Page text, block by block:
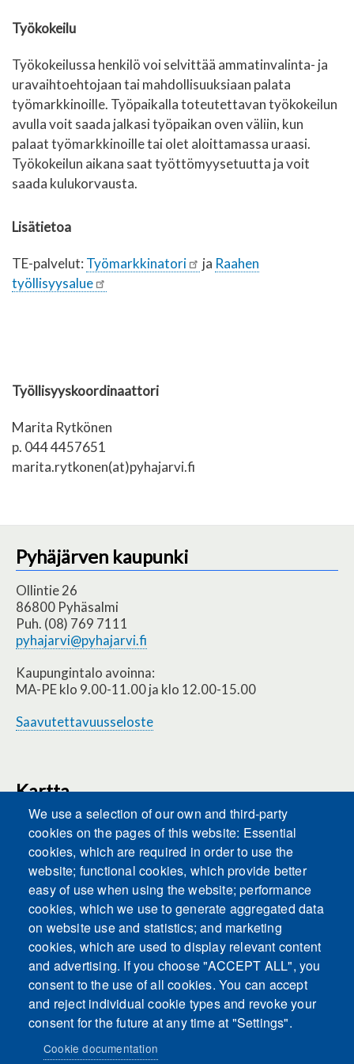
Työkokeilu
Työkokeilussa henkilö voi selvittää ammatinvalinta- ja
uravaihtoehtojaan tai mahdollisuuksiaan palata
työmarkkinoille. Työpaikalla toteutettavan työkokeilun
avulla voit saada jalkasi työpaikan oven väliin, kun
palaat työmarkkinoille tai olet aloittamassa uraasi.
Työkokeilun aikana saat työttömyysetuutta ja voit
saada kulukorvausta.
Lisätietoa
TE-palvelut: Työmarkkinatori ja Raahen
työllisyysalue
Työllisyyskoordinaattori
Marita Rytkönen
p. 044 4457651
marita.rytkonen(at)pyhajarvi.fi
Pyhäjärven kaupunki
Ollintie 26
86800 Pyhäsalmi
Puh. (08) 769 7111
pyhajarvi@pyhajarvi.fi
Kaupungintalo avoinna:
MA-PE klo 9.00-11.00 ja klo 12.00-15.00
Saavutettavuusseloste
Kartta
This content is blocked because Embeds
cookies have not been accepted.
ACCEPT ALL COOKIES
Only accept Embeds cookies
We use a selection of our own and third-party
cookies on the pages of this website: Essential
cookies, which are required in order to use the
website; functional cookies, which provide better
easy of use when using the website; performance
cookies, which we use to generate aggregated data
on website use and statistics; and marketing
cookies, which are used to display relevant content
and advertising. If you choose "ACCEPT ALL", you
consent to the use of all cookies. You can accept
and reject individual cookie types and revoke your
consent for the future at any time at "Settings".
Cookie documentation